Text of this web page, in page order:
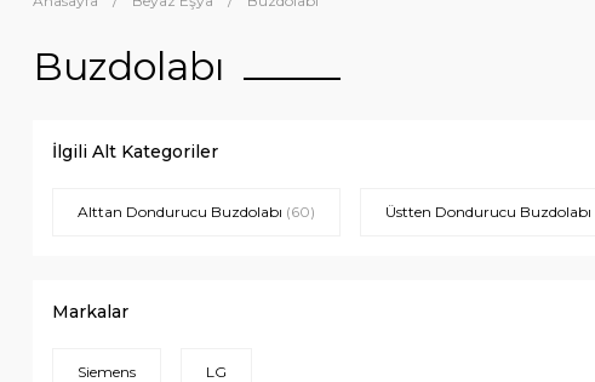
Buzdolabı
İlgili Alt Kategoriler
Alttan Dondurucu Buzdolabı (60) Üstten Dondurucu Buzdolabı
Markalar
Siemens LG